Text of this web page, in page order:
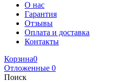
О нас
Гарантия
Отзывы
Оплата и доставка
Контакты
Корзина0
Отложенные 0
Поиск